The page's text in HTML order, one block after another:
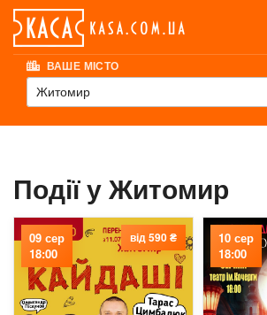
ВАШЕ МІСТО
Житомир
Події у Житомир
09 сер
18:00
від 590 ₴
10 сер
18:00